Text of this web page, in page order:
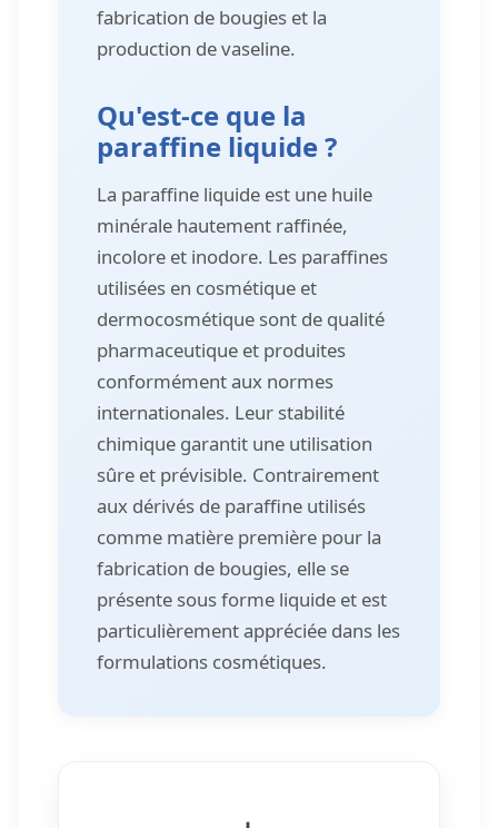
fabrication de bougies et la
production de vaseline.
Qu'est-ce que la
paraffine liquide ?
La paraffine liquide est une huile
minérale hautement raffinée,
incolore et inodore. Les paraffines
utilisées en cosmétique et
dermocosmétique sont de qualité
pharmaceutique et produites
conformément aux normes
internationales. Leur stabilité
chimique garantit une utilisation
sûre et prévisible. Contrairement
aux dérivés de paraffine utilisés
comme matière première pour la
fabrication de bougies, elle se
présente sous forme liquide et est
particulièrement appréciée dans les
formulations cosmétiques.